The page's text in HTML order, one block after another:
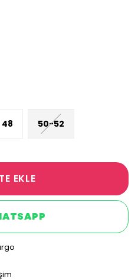
48 50-52
EKLE